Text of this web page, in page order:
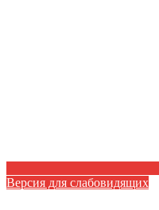
Версия для слабовидящих